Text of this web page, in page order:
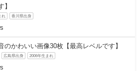
】
れ 香川県出身
のかわいい画像30枚【最高レベルです】
広島県出身 2006年生まれ